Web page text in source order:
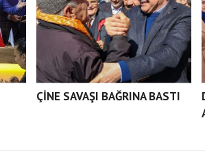
ÇİNE SAVAŞI BAĞRINA BASTI